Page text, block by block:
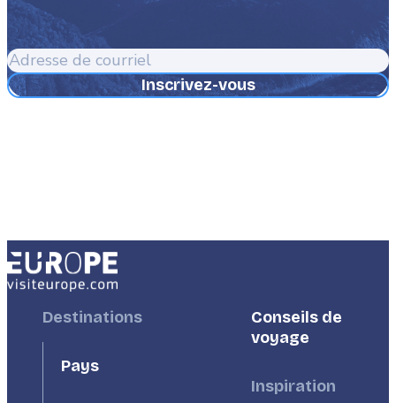
Adresse
de
courriel
FooterDestinations
Pays
Footer
Second
Conseils de
voyage
Inspiration